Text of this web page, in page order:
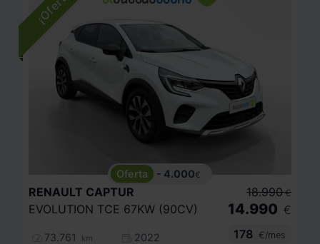
- 4.000€
RENAULT CAPTUR
EVOLUTION TCE 67KW (90CV)
73.761 km
2022
18.990 €
14.990 €
178
€/mes